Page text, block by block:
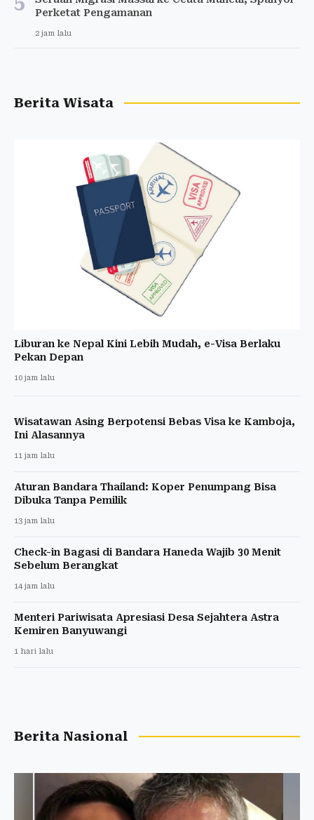
Perketat Pengamanan
2 jam lalu
Berita Wisata
Liburan ke Nepal Kini Lebih Mudah, e-Visa Berlaku
Pekan Depan
10 jam lalu
Wisatawan Asing Berpotensi Bebas Visa ke Kamboja,
Ini Alasannya
11 jam lalu
Aturan Bandara Thailand: Koper Penumpang Bisa
Dibuka Tanpa Pemilik
13 jam lalu
Check-in Bagasi di Bandara Haneda Wajib 30 Menit
Sebelum Berangkat
14 jam lalu
Menteri Pariwisata Apresiasi Desa Sejahtera Astra
Kemiren Banyuwangi
1 hari lalu
Berita Nasional